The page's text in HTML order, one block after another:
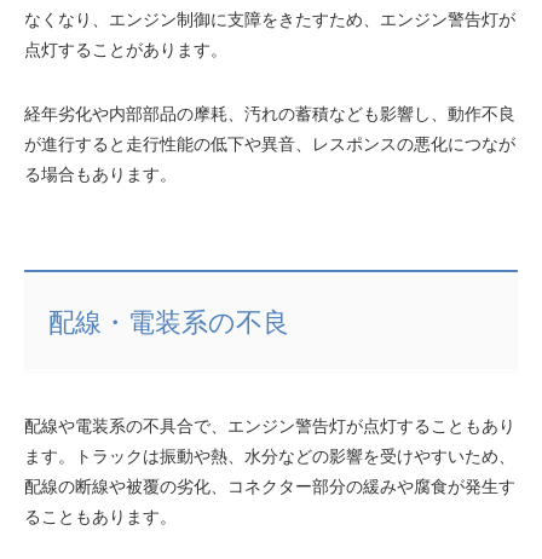
なくなり、エンジン制御に支障をきたすため、エンジン警告灯が
点灯することがあります。
経年劣化や内部部品の摩耗、汚れの蓄積なども影響し、動作不良
が進行すると走行性能の低下や異音、レスポンスの悪化につなが
る場合もあります。
配線・電装系の不良
配線や電装系の不具合で、エンジン警告灯が点灯することもあり
ます。トラックは振動や熱、水分などの影響を受けやすいため、
配線の断線や被覆の劣化、コネクター部分の緩みや腐食が発生す
ることもあります。